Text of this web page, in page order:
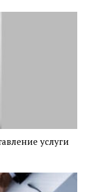
услуги